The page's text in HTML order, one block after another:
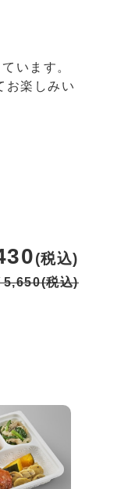
います。
お楽しみい
(税込)
5,650(税込)